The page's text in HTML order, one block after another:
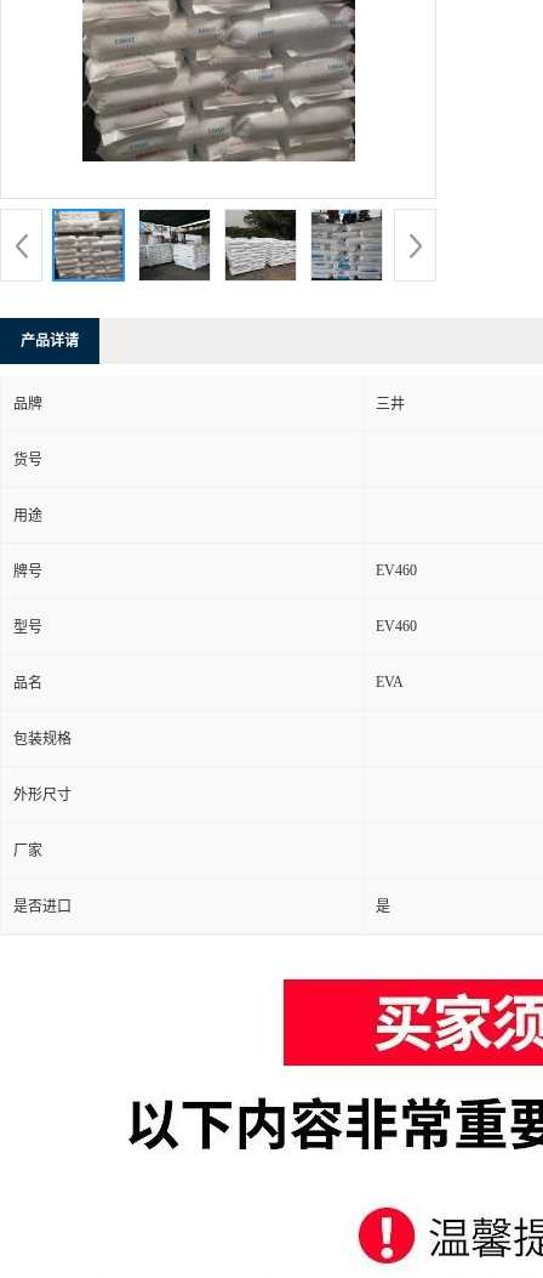
产品详请
品牌 三井
货号
用途
牌号 EV460
型号 EV460
品名 EVA
包装规格
外形尺寸
厂家
是否进口 是